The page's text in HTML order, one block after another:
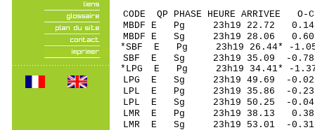
CODE QP PHASE HEURE
MBDF E Pg 23h19
MBDF E Sg 23h19 28.06
*SBF E Pg 23h19
SBF E Sg 23h19 35.09 -
*LPG E Pg 23h19
LPG E Sg 23h19 49.69 -
LPL E Pg 23h19
LPL E Sg 23h19 50.25 -
LMR E Pg 23h19
LMR E Sg 23h19 53.01 -